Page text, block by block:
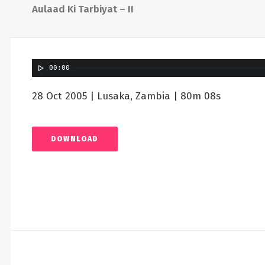
Aulaad Ki Tarbiyat – II
00:00
28 Oct 2005 | Lusaka, Zambia | 80m 08s
DOWNLOAD